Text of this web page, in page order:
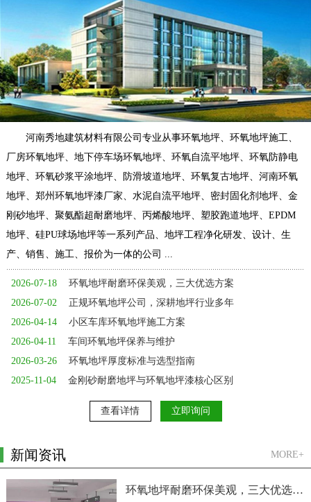
河南秀地建筑材料有限公司专业从事环氧地坪、环氧地坪施工、
厂房环氧地坪、地下停车场环氧地坪、环氧自流平地坪、环氧防静电
地坪、环氧砂浆平涂地坪、防滑坡道地坪、环氧复古地坪、河南环氧
地坪、郑州环氧地坪漆厂家、水泥自流平地坪、密封固化剂地坪、金
刚砂地坪、聚氨酯超耐磨地坪、丙烯酸地坪、塑胶跑道地坪、EPDM
地坪、硅PU球场地坪等一系列产品、地坪工程净化研发、设计、生
产、销售、施工、报价为一体的公司 ...
2026-07-18
环氧地坪耐磨环保美观，三大优选方案
2026-07-02
正规环氧地坪公司，深耕地坪行业多年
2026-04-14
小区车库环氧地坪施工方案
2026-04-11
车间环氧地坪保养与维护
2026-03-26
环氧地坪厚度标准与选型指南
2025-11-04
金刚砂耐磨地坪与环氧地坪漆核心区别
查看详情 立即询问
新闻资讯 MORE+
环氧地坪耐磨环保美观，三大优选方案